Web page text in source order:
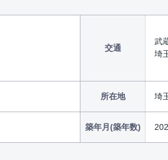
交通
武
埼
所在地 埼
築年月(築年数)